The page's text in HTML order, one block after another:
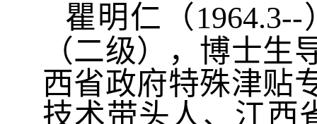
瞿明仁 （ 1964.3--
（二级），博士生
西省政府特殊津贴
技术带头人、江西